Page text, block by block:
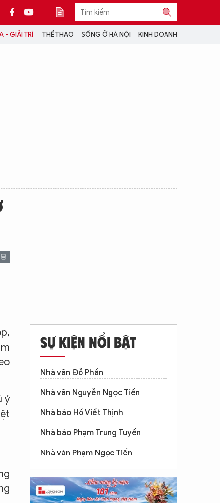
- GIẢI TRÍ THỂ THAO SỐNG Ở HÀ NỘI KINH DOANH
ý
SỰ KIỆN NỔI BẬT
Nhà văn Đỗ Phấn
Nhà văn Nguyễn Ngọc Tiến
Nhà báo Hồ Viết Thịnh
Nhà báo Phạm Trung Tuyến
Nhà văn Phạm Ngọc Tiến